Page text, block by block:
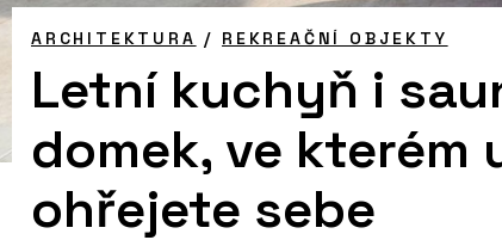
ARCHITEKTURA / REKREAČNÍ OBJEKTY
Letní kuchyň i
domek, ve kterém
ohřejete sebe